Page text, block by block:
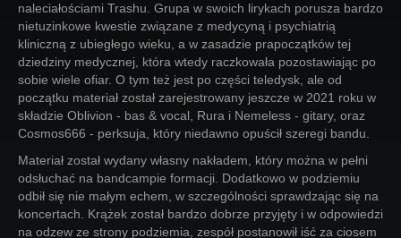
naleciałościami Trashu. Grupa w swoich lirykach porusza bardzo
nietuzinkowe kwestie związane z medycyną i psychiatrią
kliniczną z ubiegłego wieku, a w zasadzie prapoczątków tej
dziedziny medycznej, która wtedy raczkowała pozostawiając po
sobie wiele ofiar. O tym też jest po części teledysk, ale od
początku materiał został zarejestrowany jeszcze w 2021 roku w
składzie Oblivion - bas & vocal, Rura i Nemeless - gitary, oraz
Cosmos666 - perksuja, który niedawno opuścił szeregi bandu.
Materiał został wydany własny nakładem, który można w pełni
odsłuchać na bandcampie formacji. Dodatkowo w podziemiu
odbił się nie małym echem, w szczególności sprawdzając się na
koncertach. Krążek został bardzo dobrze przyjęty i w odpowiedzi
na odzew ze strony podziemia, zespół postanowił iść za ciosem